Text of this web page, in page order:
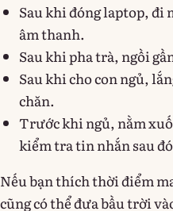
Sau khi đóng laptop, đi
âm thanh.
Sau khi pha trà, ngồi
Sau khi cho con ngủ,
chăn.
Trước khi ngủ, nằm
kiểm tra tin nhắn sau
Nếu bạn thích thời điểm
cũng có thể đưa bầu trời